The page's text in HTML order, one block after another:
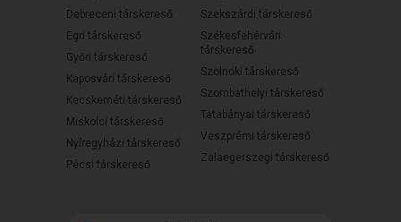
Debreceni társkereső
Egri társkereső
Győri társkereső
Kaposvári társkereső
Kecskeméti társkereső
Miskolci társkereső
Nyíregyházi társkereső
Pécsi társkereső
Szekszárdi társkereső
Székesfehérvári
társkereső
Szolnoki társkereső
Szombathelyi társkereső
Tatabányai társkereső
Veszprémi társkereső
Zalaegerszegi társkereső